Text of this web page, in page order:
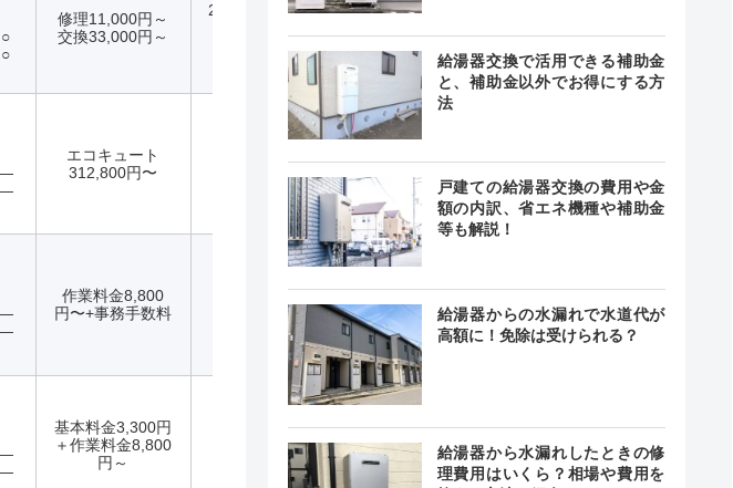
修理11,000円～
交換33,000円～
24時間 年中
―
―
エコキュート
312,800円〜
記載なし
―
―
作業料金8,800
円〜+事務手数料
最短30分
―
―
基本料金3,300円
＋作業料金8,800
円～
最短30分
給湯器交換で活用できる補助金
と、補助金以外でお得にする方
法
戸建ての給湯器交換の費用や金
額の内訳、省エネ機種や補助金
等も解説！
給湯器からの水漏れで水道代が
高額に！免除は受けられる？
給湯器から水漏れしたときの修
理費用はいくら？相場や費用を